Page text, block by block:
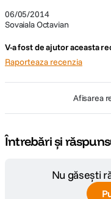
06/05/2014
Sovaiala Octavian
V-a fost de ajutor aceasta
Raporteaza recenzia
afisarea
Întrebări și
Nu găsești